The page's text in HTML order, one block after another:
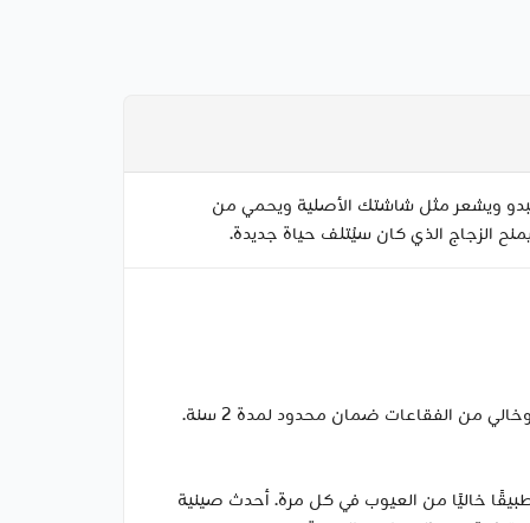
ويمكنه تحمل السقوط حتى 6.5 قدم/2 متر. إنفيسي جلاس يبدو ويشعر مثل شاشتك الأصلية ويحمي من
خاليًا من العيوب في كل مرة. أحدث صينية